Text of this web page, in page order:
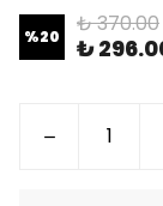
%20 ₺ 370.00
₺